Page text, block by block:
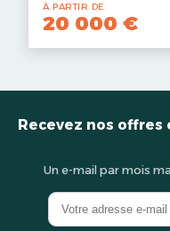
À PARTIR DE
20 000 €
Recevez nos
Un e-mail par mois